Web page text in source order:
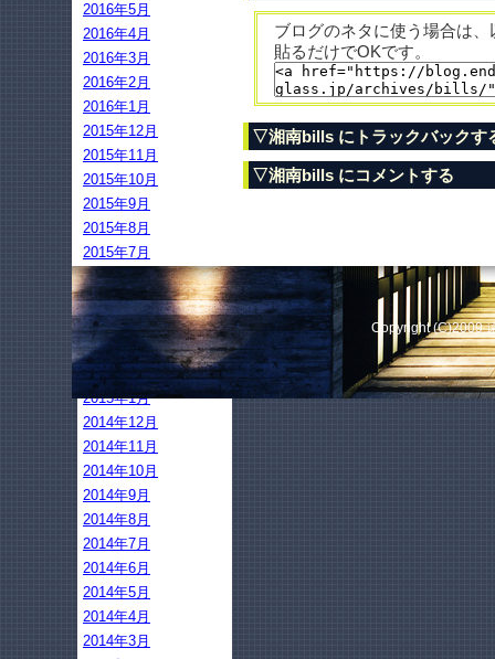
ブログのネタに使う場合は
貼るだけでOKです。
▽湘南bills にトラックバックす
▽湘南bills にコメントする
2016年5月
2016年4月
2016年3月
2016年2月
2016年1月
2015年12月
2015年11月
2015年10月
2015年9月
2015年8月
2015年7月
2015年6月
2015年5月
2015年4月
2015年3月
2015年2月
2015年1月
2014年12月
2014年11月
2014年10月
2014年9月
2014年8月
2014年7月
2014年6月
2014年5月
2014年4月
2014年3月
Copyright (C)2009